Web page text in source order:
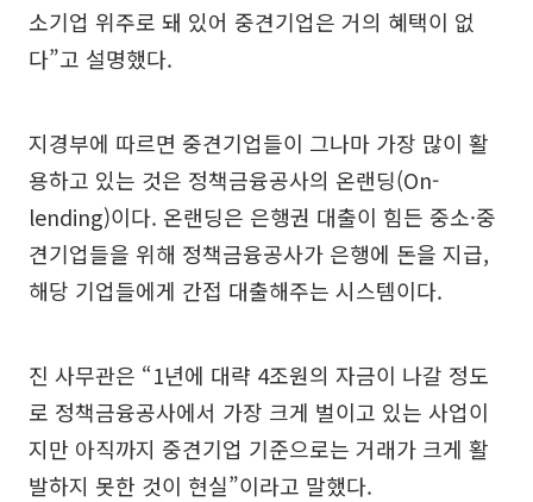
소기업 위주로 돼 있어 중견기업은 거의 혜택이 없
다”고 설명했다.
지경부에 따르면 중견기업들이 그나마 가장 많이 활
용하고 있는 것은 정책금융공사의 온랜딩(On-
lending)이다. 온랜딩은 은행권 대출이 힘든 중소·중
견기업들을 위해 정책금융공사가 은행에 돈을 지급,
해당 기업들에게 간접 대출해주는 시스템이다.
진 사무관은 “1년에 대략 4조원의 자금이 나갈 정도
로 정책금융공사에서 가장 크게 벌이고 있는 사업이
지만 아직까지 중견기업 기준으로는 거래가 크게 활
발하지 못한 것이 현실”이라고 말했다.